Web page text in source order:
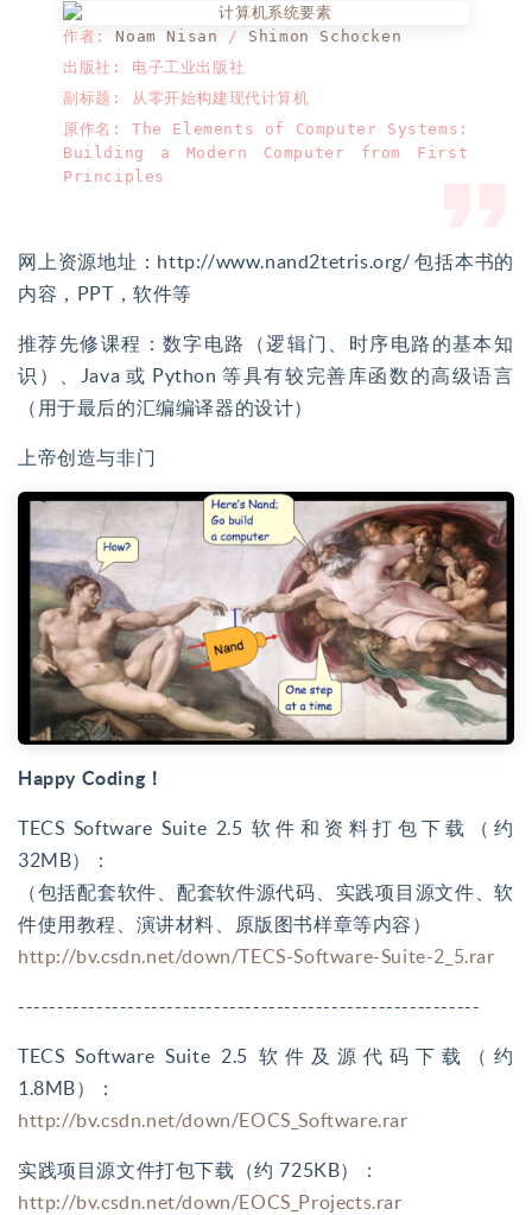
作者: Noam Nisan / Shimon Schocken
出版社: 电子工业出版社
副标题: 从零开始构建现代计算机
原作名: The Elements of Computer Systems:
Building a Modern Computer from First
Principles
网上资源地址：http://www.nand2tetris.org/ 包括本书的
内容，PPT，软件等
推荐先修课程：数字电路（逻辑门、时序电路的基本知
识）、Java 或 Python 等具有较完善库函数的高级语言
（用于最后的汇编编译器的设计）
上帝创造与非门
Happy Coding！
TECS Software Suite 2.5 软件和资料打包下载（约
32MB）：
（包括配套软件、配套软件源代码、实践项目源文件、软
件使用教程、演讲材料、原版图书样章等内容）
http://bv.csdn.net/down/TECS-Software-Suite-2_5.rar
-----------------------------------------------------------
TECS Software Suite 2.5 软件及源代码下载（约
1.8MB）：
http://bv.csdn.net/down/EOCS_Software.rar
实践项目源文件打包下载（约 725KB）：
http://bv.csdn.net/down/EOCS_Projects.rar